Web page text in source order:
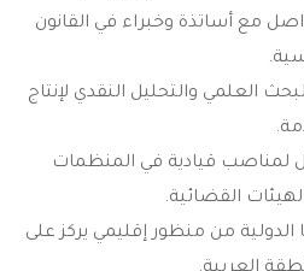
مع أساتذة وخبراء في القانون
العلمي والتحليل النقدي لإنتاج
لمناصب قيادية في المنظمات
القضائية.
الدولية من منظور إقليمي يركز على